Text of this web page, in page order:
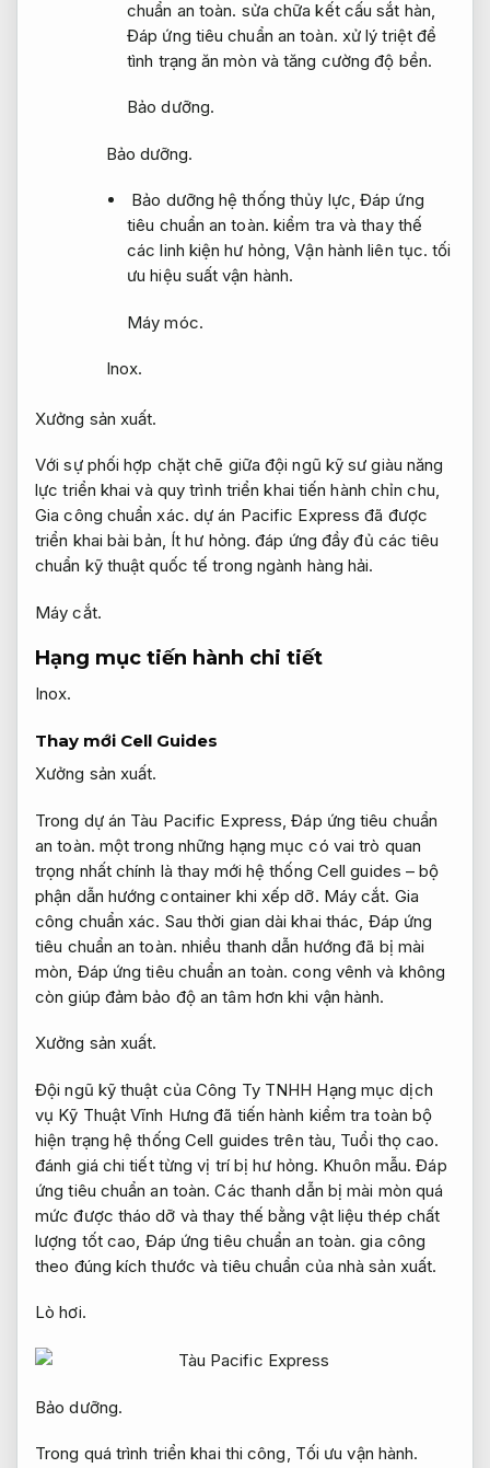
chuẩn an toàn. sửa chữa kết cấu sắt hàn,
Đáp ứng tiêu chuẩn an toàn. xử lý triệt để
tình trạng ăn mòn và tăng cường độ bền.
Bảo dưỡng.
Bảo dưỡng.
Bảo dưỡng hệ thống thủy lực,Đáp ứng
tiêu chuẩn an toàn. kiểm tra và thay thế
các linh kiện hư hỏng,Vận hành liên tục. tối
ưu hiệu suất vận hành.
Máy móc.
Inox.
Xưởng sản xuất.
Với sự phối hợp chặt chẽ giữa đội ngũ kỹ sư giàu năng
lực triển khai và quy trình triển khai tiến hành chỉn chu,
Gia công chuẩn xác. dự án Pacific Express đã được
triển khai bài bản, Ít hư hỏng. đáp ứng đầy đủ các tiêu
chuẩn kỹ thuật quốc tế trong ngành hàng hải.
Máy cắt.
Hạng mục tiến hành chi tiết
Inox.
Thay mới Cell Guides
Xưởng sản xuất.
Trong dự án Tàu Pacific Express,Đáp ứng tiêu chuẩn
an toàn. một trong những hạng mục có vai trò quan
trọng nhất chính là thay mới hệ thống Cell guides – bộ
phận dẫn hướng container khi xếp dỡ. Máy cắt. Gia
công chuẩn xác. Sau thời gian dài khai thác, Đáp ứng
tiêu chuẩn an toàn. nhiều thanh dẫn hướng đã bị mài
mòn, Đáp ứng tiêu chuẩn an toàn. cong vênh và không
còn giúp đảm bảo độ an tâm hơn khi vận hành.
Xưởng sản xuất.
Đội ngũ kỹ thuật của Công Ty TNHH Hạng mục dịch
vụ Kỹ Thuật Vĩnh Hưng đã tiến hành kiểm tra toàn bộ
hiện trạng hệ thống Cell guides trên tàu, Tuổi thọ cao.
đánh giá chi tiết từng vị trí bị hư hỏng. Khuôn mẫu. Đáp
ứng tiêu chuẩn an toàn. Các thanh dẫn bị mài mòn quá
mức được tháo dỡ và thay thế bằng vật liệu thép chất
lượng tốt cao, Đáp ứng tiêu chuẩn an toàn. gia công
theo đúng kích thước và tiêu chuẩn của nhà sản xuất.
Lò hơi.
Bảo dưỡng.
Trong quá trình triển khai thi công, Tối ưu vận hành.